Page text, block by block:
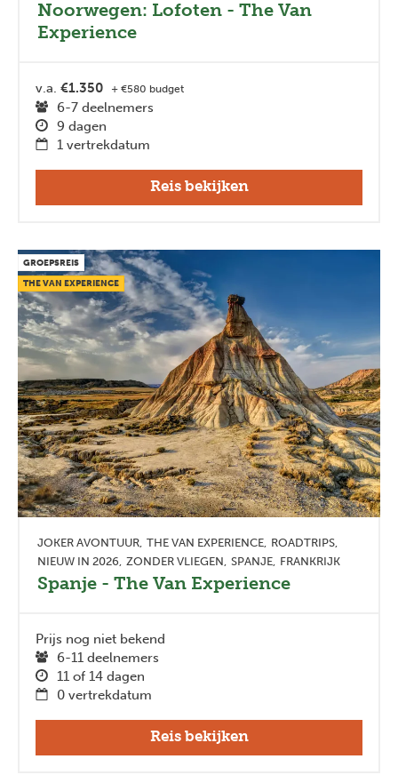
Noorwegen: Lofoten - The Van
Experience
v.a. €1.350 + €580 budget
6-7 deelnemers
9 dagen
1 vertrekdatum
Reis bekijken
GROEPSREIS
THE VAN EXPERIENCE
JOKER AVONTUUR THE VAN EXPERIENCE ROADTRIPS
NIEUW IN 2026 ZONDER VLIEGEN SPANJE FRANKRIJK
Spanje - The Van Experience
Prijs nog niet bekend
6-11 deelnemers
11 of 14 dagen
0 vertrekdatum
Reis bekijken